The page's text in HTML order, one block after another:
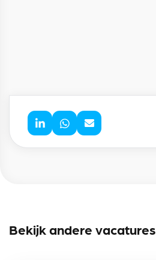
Bekijk andere vacatures